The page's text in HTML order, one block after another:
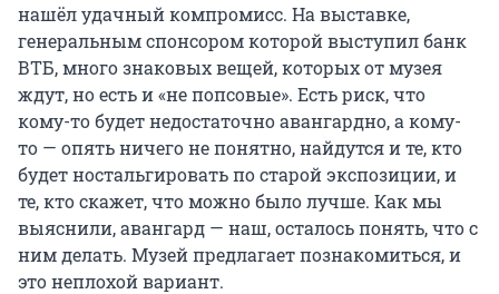
нашёл удачный компромисс. На выставке,
генеральным спонсором которой выступил банк
ВТБ, много знаковых вещей, которых от музея
ждут, но есть и «не попсовые». Есть риск, что
кому-то будет недостаточно авангардно, а кому-
то — опять ничего не понятно, найдутся и те, кто
будет ностальгировать по старой экспозиции, и
те, кто скажет, что можно было лучше. Как мы
выяснили, авангард — наш, осталось понять, что с
ним делать. Музей предлагает познакомиться, и
это неплохой вариант.